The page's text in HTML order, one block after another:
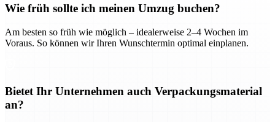
Wie früh sollte ich meinen Umzug buchen?
Am besten so früh wie möglich – idealerweise 2–4 Wochen im
Voraus. So können wir Ihren Wunschtermin optimal einplanen.
Bietet Ihr Unternehmen auch Verpackungsmaterial
an?